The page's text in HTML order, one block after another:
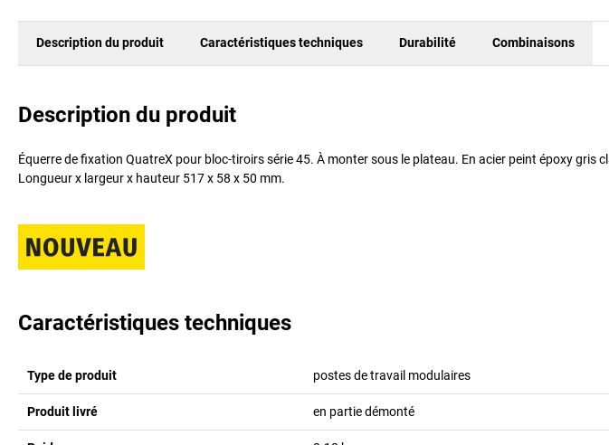
Description du produit Caractéristiques techniques Durabilité Combinaisons
Description du produit
Équerre de fixation QuatreX pour bloc-tiroirs série 45. À monter sous le plateau. En acier peint époxy gris
Longueur x largeur x hauteur 517 x 58 x 50 mm.
Caractéristiques techniques
Type de produit postes de travail modulaires
Produit livré en partie démonté